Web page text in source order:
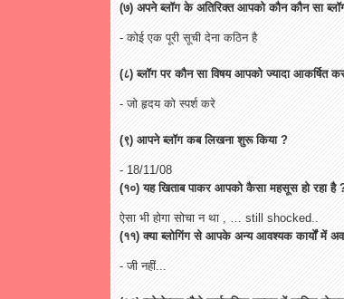
(७) अपने ब्लॉग के अतिरिक्त आपको कौन कौन सा
- कोई एक पूरी सूची देना कठिन है
(८) ब्लॉग पर कौन सा विषय आपको ज्यादा आकर्षित
- जो हृदय को स्पर्श करे
(९) आपने ब्लॉग कब लिखना शुरू किया ?
- 18/11/08
(१०) यह खिताब पाकर आपको कैसा महसूस हो रहा है
ऐसा भी होगा सोचा न था , … still shocked..
(११) क्या ब्लोगिंग से आपके अन्य आवश्यक कार्यों में
- जी नहीं...